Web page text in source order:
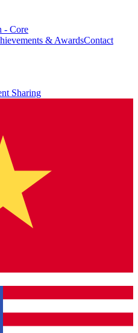
- Core
& AwardsContact
Sharing